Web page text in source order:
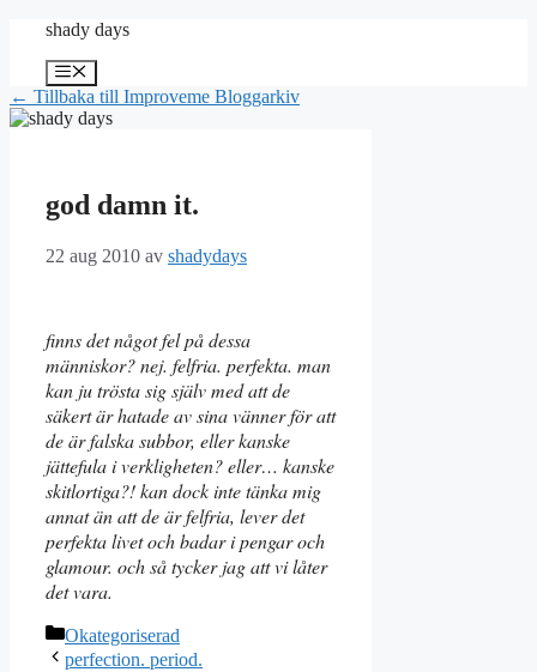
Hoppa
innehåll
shady days
Meny
← Tillbaka till Improveme Bloggarkiv
god damn it.
22 aug 2010 av shadydays
finns det något fel på dessa
människor? nej. felfria. perfekta. man
kan ju trösta sig själv med att de
säkert är hatade av sina vänner för att
de är falska subbor, eller kanske
jättefula i verkligheten? eller… kanske
skitlortiga?! kan dock inte tänka mig
annat än att de är felfria, lever det
perfekta livet och badar i pengar och
glamour. och så tycker jag att vi låter
det vara.
Kategorier
Okategoriserad
perfection. period.